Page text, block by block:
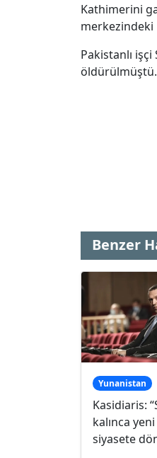
Kathimerini
merkezindeki
Pakistanlı
öldürülmüştü.
Benzer
Yunanistan
Kasidiaris:
kalınca
siyasete